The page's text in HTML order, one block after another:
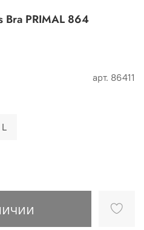
арт. 86411
Bra PRIMAL 864
L